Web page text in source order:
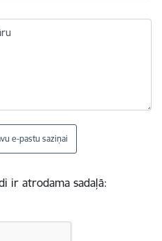
e-pastu saziņai
ir atrodama sadaļā: